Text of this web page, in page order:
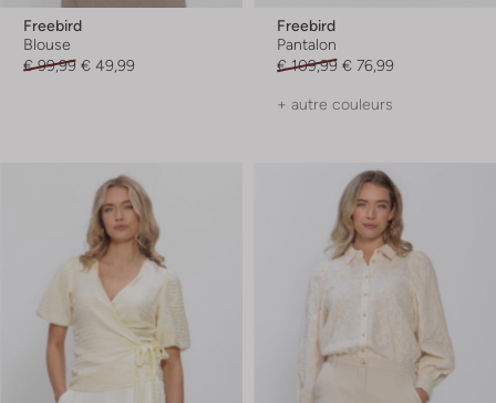
Freebird
Blouse
€ 99,99 € 49,99
Freebird
Pantalon
€ 109,99 € 76,99
+ autre couleurs